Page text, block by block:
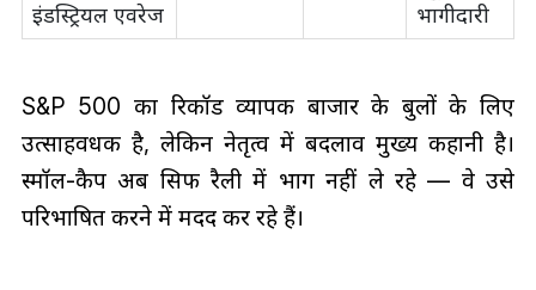
इंडस्ट्रियल एवरेज
भागीदारी
S&P 500 का रिकॉर्ड व्यापक बाजार के बुलों के लिए
उत्साहवर्धक है, लेकिन नेतृत्व में बदलाव मुख्य कहानी है।
स्मॉल-कैप अब सिर्फ रैली में भाग नहीं ले रहे — वे उसे
परिभाषित करने में मदद कर रहे हैं।